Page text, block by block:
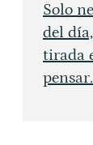
Solo
del
tirada